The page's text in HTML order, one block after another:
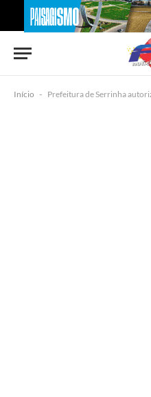
Início - Prefeitura de Serrinha autoriza abate de animais